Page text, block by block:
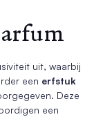
uit, waarbij
een erfstuk
Deze
een